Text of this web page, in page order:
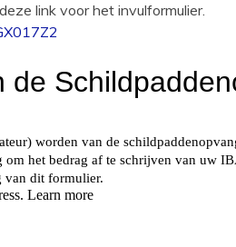
link voor het invulformulier.